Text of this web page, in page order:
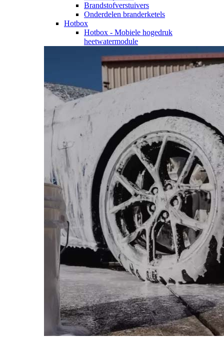
Brandstofverstuivers
Onderdelen branderketels
Hotbox
Hotbox - Mobiele hogedruk
heetwatermodule